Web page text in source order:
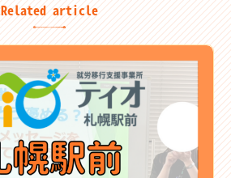
Related article